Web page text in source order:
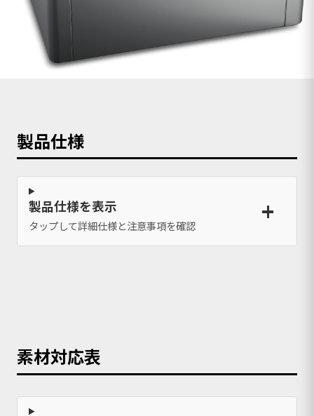
製品仕様
製品仕様を表示
タップして詳細仕様と注意事項を確認
素材対応表